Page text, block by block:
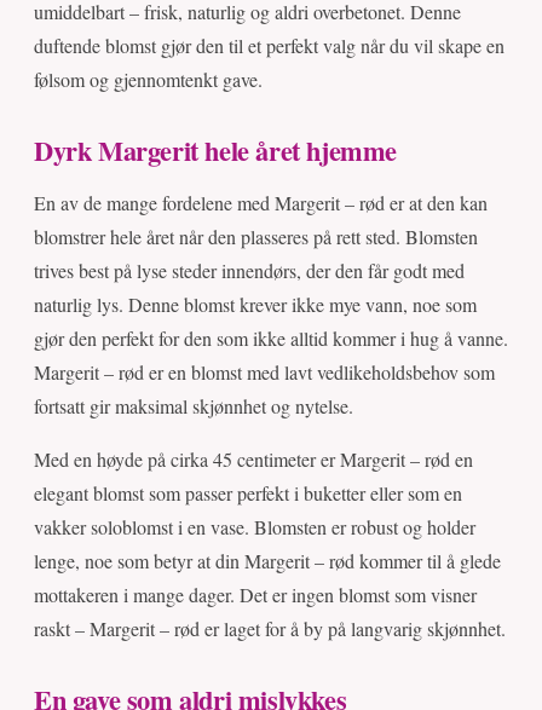
umiddelbart – frisk, naturlig og aldri overbetonet. Denne
duftende blomst gjør den til et perfekt valg når du vil skape en
følsom og gjennomtenkt gave.
Dyrk Margerit hele året hjemme
En av de mange fordelene med Margerit – rød er at den kan
blomstrer hele året når den plasseres på rett sted. Blomsten
trives best på lyse steder innendørs, der den får godt med
naturlig lys. Denne blomst krever ikke mye vann, noe som
gjør den perfekt for den som ikke alltid kommer i hug å vanne.
Margerit – rød er en blomst med lavt vedlikeholdsbehov som
fortsatt gir maksimal skjønnhet og nytelse.
Med en høyde på cirka 45 centimeter er Margerit – rød en
elegant blomst som passer perfekt i buketter eller som en
vakker soloblomst i en vase. Blomsten er robust og holder
lenge, noe som betyr at din Margerit – rød kommer til å glede
mottakeren i mange dager. Det er ingen blomst som visner
raskt – Margerit – rød er laget for å by på langvarig skjønnhet.
En gave som aldri mislykkes